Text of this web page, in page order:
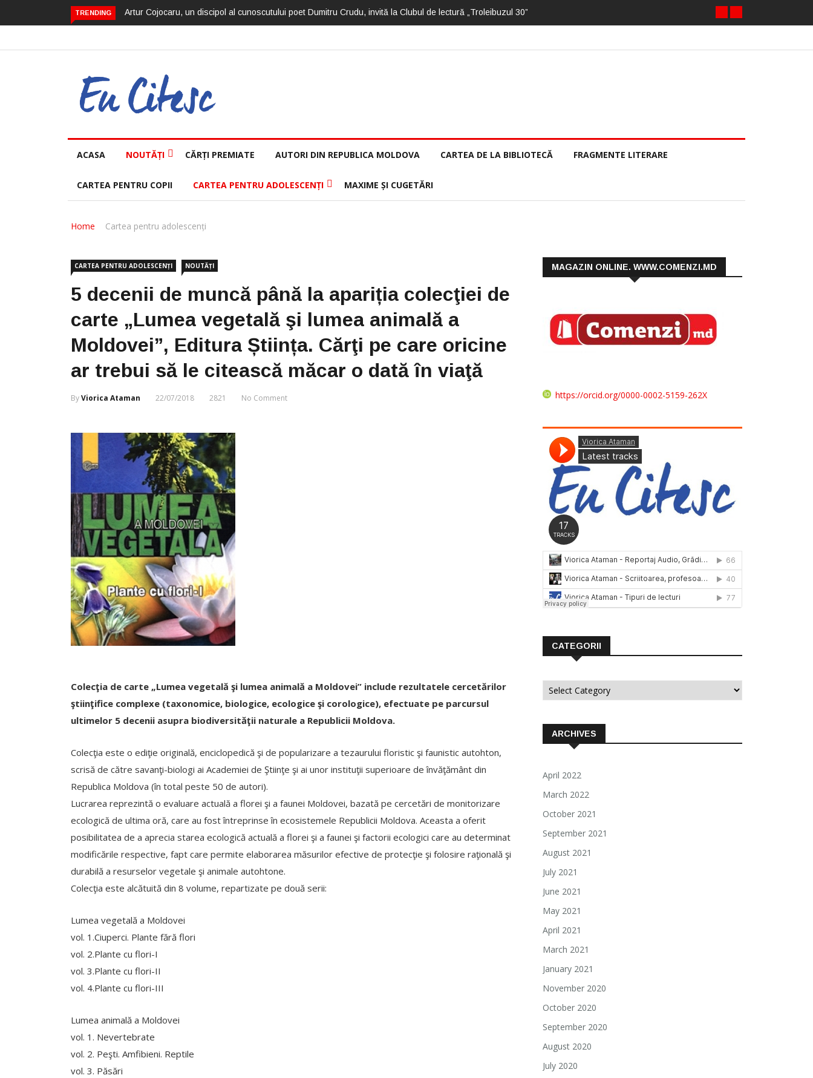
TRENDING Artur Cojocaru, un discipol al cunoscutului poet Dumitru Crudu, invită la Clubul de lectură „Troleibuzul 30”
ACASA NOUTĂȚI CĂRȚI PREMIATE AUTORI DIN REPUBLICA MOLDOVA CARTEA DE LA BIBLIOTECĂ FRAGMENTE LITERARE
CARTEA PENTRU COPII CARTEA PENTRU ADOLESCENȚI MAXIME ȘI CUGETĂRI
Home Cartea pentru adolescenți
CARTEA PENTRU ADOLESCENȚI NOUTĂȚI
5 decenii de muncă până la apariția colecţiei de
carte „Lumea vegetală şi lumea animală a
Moldovei”, Editura Știința. Cărţi pe care oricine
ar trebui să le citească măcar o dată în viaţă
ByViorica Ataman 22/07/2018 2821 No Comment
Colecţia de carte „Lumea vegetală şi lumea animală a Moldovei” include rezultatele cercetărilor
ştiinţifice complexe (taxonomice, biologice, ecologice şi corologice), efectuate pe parcursul
ultimelor 5 decenii asupra biodiversităţii naturale a Republicii Moldova.
Colecţia este o ediţie originală, enciclopedică şi de popularizare a tezaurului floristic şi faunistic autohton,
scrisă de către savanţi-biologi ai Academiei de Ştiinţe şi ai unor instituţii superioare de învăţământ din
Republica Moldova (în total peste 50 de autori).
Lucrarea reprezintă o evaluare actuală a florei şi a faunei Moldovei, bazată pe cercetări de monitorizare
ecologică de ultima oră, care au fost întreprinse în ecosistemele Republicii Moldova. Aceasta a oferit
posibilitatea de a aprecia starea ecologică actuală a florei şi a faunei şi factorii ecologici care au determinat
modificările respective, fapt care permite elaborarea măsurilor efective de protecţie şi folosire raţională şi
durabilă a resurselor vegetale şi animale autohtone.
Colecţia este alcătuită din 8 volume, repartizate pe două serii:
Lumea vegetală a Moldovei
vol. 1.Ciuperci. Plante fără flori
vol. 2.Plante cu flori-I
vol. 3.Plante cu flori-II
vol. 4.Plante cu flori-III
Lumea animală a Moldovei
vol. 1. Nevertebrate
vol. 2. Peşti. Amfibieni. Reptile
vol. 3. Păsări
MAGAZIN ONLINE. WWW.COMENZI.MD
https://orcid.org/0000-0002-5159-262X
CATEGORII
Categorii
ARCHIVES
April 2022
March 2022
October 2021
September 2021
August 2021
July 2021
June 2021
May 2021
April 2021
March 2021
January 2021
November 2020
October 2020
September 2020
August 2020
July 2020